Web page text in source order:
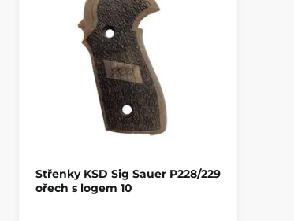
Střenky KSD Sig Sauer P228/229
ořech s logem 10